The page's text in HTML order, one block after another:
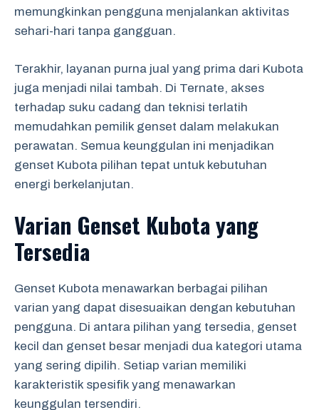
memungkinkan pengguna menjalankan aktivitas
sehari-hari tanpa gangguan.
Terakhir, layanan purna jual yang prima dari Kubota
juga menjadi nilai tambah. Di Ternate, akses
terhadap suku cadang dan teknisi terlatih
memudahkan pemilik genset dalam melakukan
perawatan. Semua keunggulan ini menjadikan
genset Kubota pilihan tepat untuk kebutuhan
energi berkelanjutan.
Varian Genset Kubota yang
Tersedia
Genset Kubota menawarkan berbagai pilihan
varian yang dapat disesuaikan dengan kebutuhan
pengguna. Di antara pilihan yang tersedia, genset
kecil dan genset besar menjadi dua kategori utama
yang sering dipilih. Setiap varian memiliki
karakteristik spesifik yang menawarkan
keunggulan tersendiri.